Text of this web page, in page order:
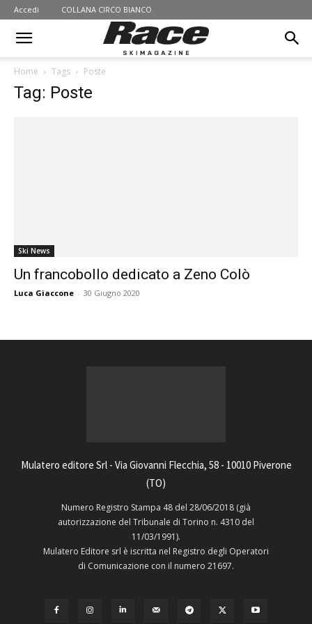
Accedi COLLANA CIRCO BIANCO
Home Tags Poste
Tag: Poste
Ski News
Un francobollo dedicato a Zeno Colò
Luca Giaccone - 30 Giugno 2020
Mulatero editore Srl - Via Giovanni Flecchia, 58 - 10010 Piverone
(TO)
Numero Registro Stampa 48 del 28/06/2018 (già
autorizzazione del Tribunale di Torino n. 4310 del
11/03/1991).
Mulatero Editore srl è iscritta nel Registro degli Operatori
di Comunicazione con il numero 21697.